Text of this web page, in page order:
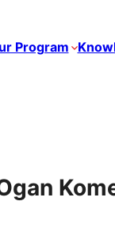
Program